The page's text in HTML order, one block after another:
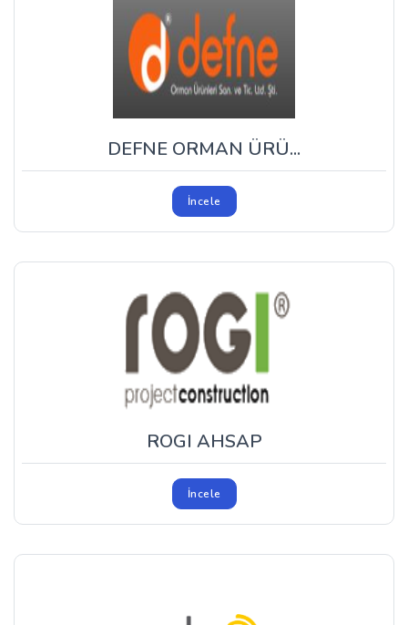
DEFNE ORMAN ÜRÜ...
İncele
ROGI AHSAP
İncele